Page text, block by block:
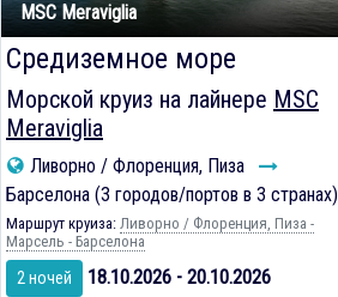
MSC Meraviglia
Средиземное море
Морской круиз на лайнере MSC
Meraviglia
Ливорно / Флоренция, Пиза
Барселона (3 городов/портов в 3 странах)
Маршрут круиза: Ливорно / Флоренция, Пиза -
Марсель - Барселона
2 ночей 18.10.2026 - 20.10.2026